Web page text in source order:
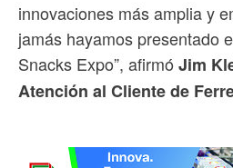
innovaciones más amplia y
jamás hayamos presentado
Snacks Expo”, afirmó Jim
Atención al Cliente de